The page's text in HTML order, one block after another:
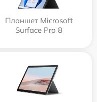
Планшет Microsoft
Surface Pro 8